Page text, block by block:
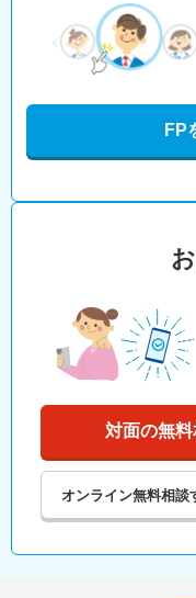
FP
対面の無料
オンライン無料相談